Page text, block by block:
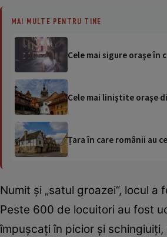
MAI MULTE PENTRU TINE
Cele mai sigure oraşe în
Cele mai liniştite oraşe
Țara în care românii au
Numit şi „satul groazei“, locul
Peste 600 de locuitori au fost
împuşcaţi în picior şi